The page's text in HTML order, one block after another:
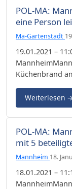
POL-MA:
eine Person
Ma-Gartenstadt
19.01.2021 –
Küchenbrand
Weiterlesen
POL-MA:
mit 5
Mannheim 18.
18.01.2021 –